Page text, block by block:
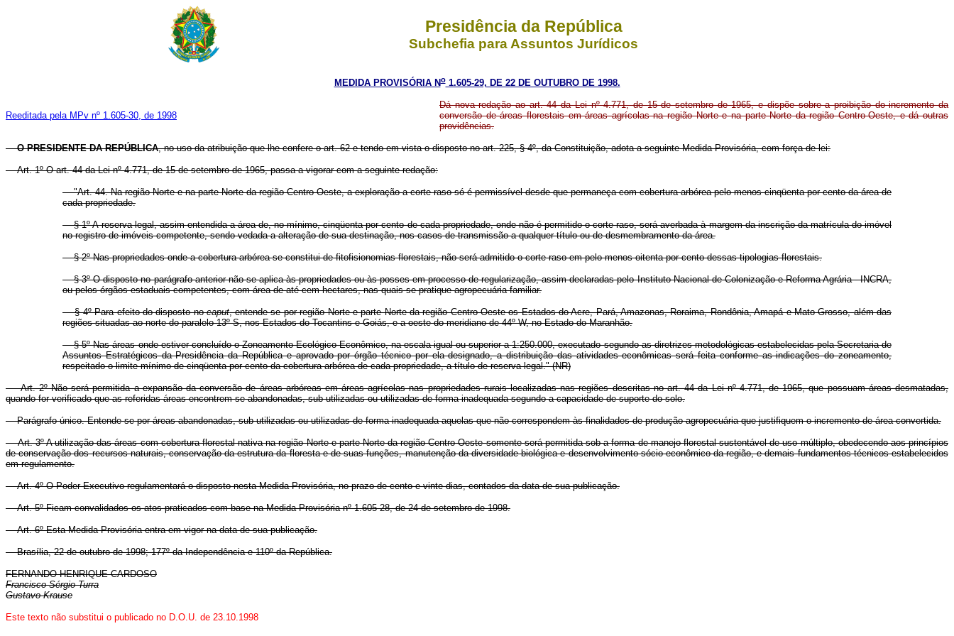
Presidência da República
Subchefia para Assuntos Jurídicos
MEDIDA PROVISÓRIA No1.605-29, DE 22 DE OUTUBRO DE 1998.
Reeditada pela MPv nº 1.605-30, de 1998
Dá nova redação ao art. 44 da Lei nº 4.771, de 15 de setembro de 1965, e dispõe sobre a proibição do incremento da
conversão de áreas florestais em áreas agrícolas na região Norte e na parte Norte da região Centro-Oeste, e dá outras
providências.
O PRESIDENTE DA REPÚBLICA, no uso da atribuição que lhe confere o art. 62 e tendo em vista o disposto no art. 225, § 4º, da Constituição, adota a seguinte Medida Provisória, com força de lei:
Art. 1º O art. 44 da Lei nº 4.771, de 15 de setembro de 1965, passa a vigorar com a seguinte redação:
"Art. 44. Na região Norte e na parte Norte da região Centro-Oeste, a exploração a corte raso só é permissível desde que permaneça com cobertura arbórea pelo menos cinqüenta por cento da área de
cada propriedade.
§ 1º A reserva legal, assim entendida a área de, no mínimo, cinqüenta por cento de cada propriedade, onde não é permitido o corte raso, será averbada à margem da inscrição da matrícula do imóvel
no registro de imóveis competente, sendo vedada a alteração de sua destinação, nos casos de transmissão a qualquer título ou de desmembramento da área.
§ 2º Nas propriedades onde a cobertura arbórea se constitui de fitofisionomias florestais, não será admitido o corte raso em pelo menos oitenta por cento dessas tipologias florestais.
§ 3º O disposto no parágrafo anterior não se aplica às propriedades ou às posses em processo de regularização, assim declaradas pelo Instituto Nacional de Colonização e Reforma Agrária - INCRA,
ou pelos órgãos estaduais competentes, com área de até cem hectares, nas quais se pratique agropecuária familiar.
§ 4º Para efeito do disposto nocaput, entende-se por região Norte e parte Norte da região Centro-Oeste os Estados do Acre, Pará, Amazonas, Roraima, Rondônia, Amapá e Mato Grosso, além das
regiões situadas ao norte do paralelo 13º S, nos Estados do Tocantins e Goiás, e a oeste do meridiano de 44º W, no Estado do Maranhão.
§ 5º Nas áreas onde estiver concluído o Zoneamento Ecológico-Econômico, na escala igual ou superior a 1:250.000, executado segundo as diretrizes metodológicas estabelecidas pela Secretaria de
Assuntos Estratégicos da Presidência da República e aprovado por órgão técnico por ela designado, a distribuição das atividades econômicas será feita conforme as indicações do zoneamento,
respeitado o limite mínimo de cinqüenta por cento da cobertura arbórea de cada propriedade, a título de reserva legal." (NR)
Art. 2º Não será permitida a expansão da conversão de áreas arbóreas em áreas agrícolas nas propriedades rurais localizadas nas regiões descritas no art. 44 da Lei nº 4.771, de 1965, que possuam áreas desmatadas,
quando for verificado que as referidas áreas encontrem-se abandonadas, sub-utilizadas ou utilizadas de forma inadequada segundo a capacidade de suporte do solo.
Parágrafo único. Entende-se por áreas abandonadas, sub-utilizadas ou utilizadas de forma inadequada aquelas que não correspondem às finalidades de produção agropecuária que justifiquem o incremento de área convertida.
Art. 3º A utilização das áreas com cobertura florestal nativa na região Norte e parte Norte da região Centro-Oeste somente será permitida sob a forma de manejo florestal sustentável de uso múltiplo, obedecendo aos princípios
de conservação dos recursos naturais, conservação da estrutura da floresta e de suas funções, manutenção da diversidade biológica e desenvolvimento sócio-econômico da região, e demais fundamentos técnicos estabelecidos
em regulamento.
Art. 4º O Poder Executivo regulamentará o disposto nesta Medida Provisória, no prazo de cento e vinte dias, contados da data de sua publicação.
Art. 5º Ficam convalidados os atos praticados com base na Medida Provisória nº 1.605-28, de 24 de setembro de 1998.
Art. 6º Esta Medida Provisória entra em vigor na data de sua publicação.
Brasília, 22 de outubro de 1998; 177º da Independência e 110º da República.
FERNANDO HENRIQUE CARDOSO
Francisco Sérgio Turra
Gustavo Krause
Este texto não substitui o publicado no D.O.U. de 23.10.1998